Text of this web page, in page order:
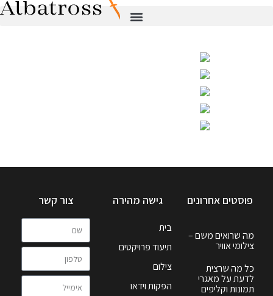
פוסטים אחרונים
מה שרואים משם –
צילומי אוויר
כל מה שרצית
לדעת על מאגרי
תמונות וקליפים
גישה מהירה
בית
תיעוד פרויקטים
צילום
הפקות וידאו
צור קשר